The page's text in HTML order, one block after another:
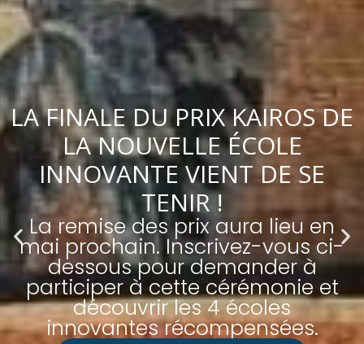
LA FINALE DU PRIX KAIROS DE
LA NOUVELLE ÉCOLE
INNOVANTE VIENT DE SE
TENIR !
La remise des prix aura lieu en
mai prochain. Inscrivez-vous ci-
dessous pour demander à
participer à cette cérémonie et
découvrir les 4 écoles
innovantes récompensées.